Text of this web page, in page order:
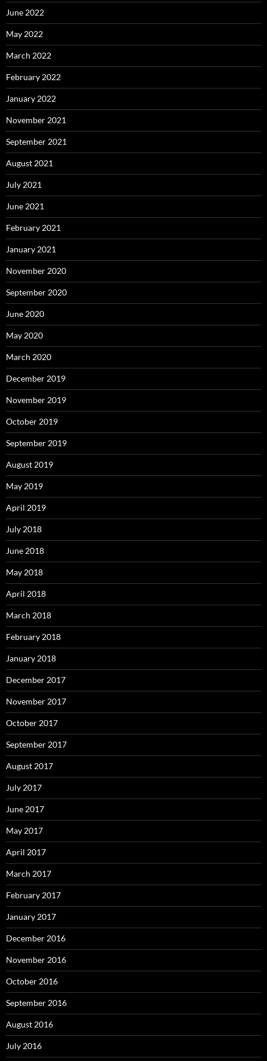
June 2022
May 2022
March 2022
February 2022
January 2022
November 2021
September 2021
August 2021
July 2021
June 2021
February 2021
January 2021
November 2020
September 2020
June 2020
May 2020
March 2020
December 2019
November 2019
October 2019
September 2019
August 2019
May 2019
April 2019
July 2018
June 2018
May 2018
April 2018
March 2018
February 2018
January 2018
December 2017
November 2017
October 2017
September 2017
August 2017
July 2017
June 2017
May 2017
April 2017
March 2017
February 2017
January 2017
December 2016
November 2016
October 2016
September 2016
August 2016
July 2016